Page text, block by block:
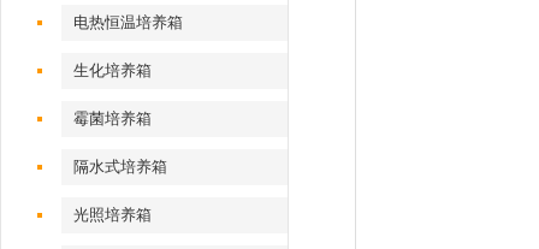
电热恒温培养箱
生化培养箱
霉菌培养箱
隔水式培养箱
光照培养箱